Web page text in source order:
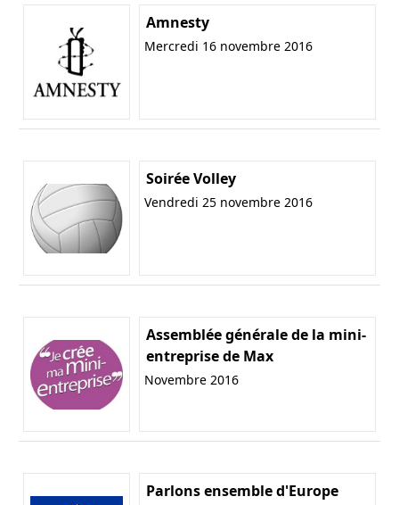
Amnesty
Mercredi 16 novembre 2016
Soirée Volley
Vendredi 25 novembre 2016
Assemblée générale de la mini-
entreprise de Max
Novembre 2016
Parlons ensemble d'Europe